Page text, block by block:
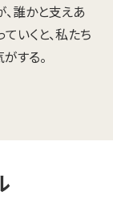
誰かと支えあ
いくと、私たち
する。